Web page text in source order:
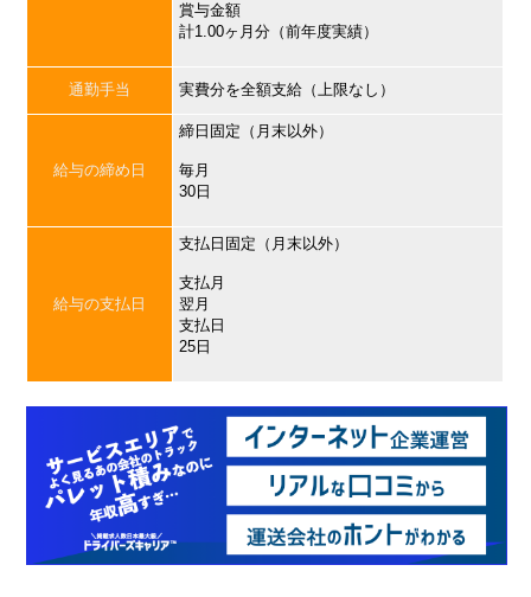
賞与金額
計1.00ヶ月分（前年度実績）
通勤手当 実費分を全額支給（上限なし）
給与の締め日
締日固定（月末以外）
毎月
30日
給与の支払日
支払日固定（月末以外）
支払月
翌月
支払日
25日